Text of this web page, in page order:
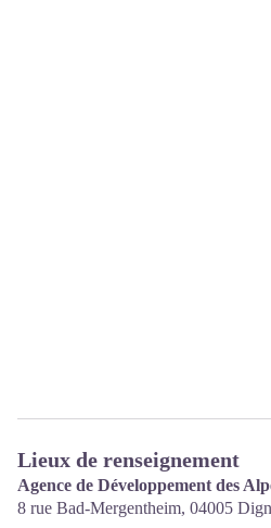
Lieux de renseignement
Agence de Développement des
8 rue Bad-Mergentheim, 04005